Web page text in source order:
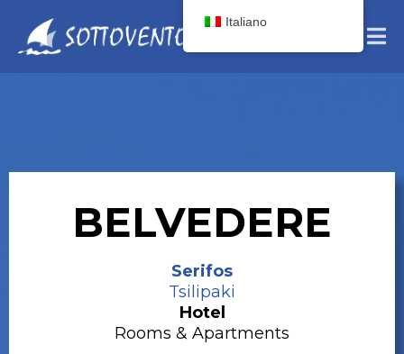
BELVEDERE
Serifos
Tsilipaki
Hotel
Rooms & Apartments
Italiano